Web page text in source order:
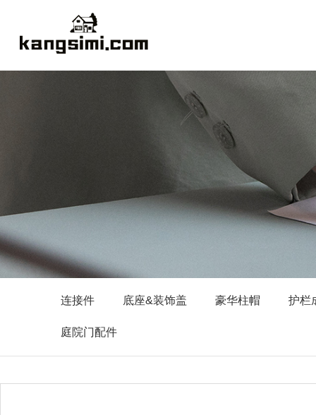
连接件 底座&装饰盖 豪华柱帽 护栏
庭院门配件